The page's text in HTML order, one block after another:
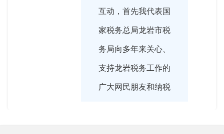
互动，首先我代表国
家税务总局龙岩市税
务局向多年来关心、
支持龙岩税务工作的
广大网民朋友和纳税
的感谢，也很高兴能